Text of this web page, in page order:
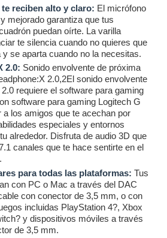
reciben alto y claro: El micrófono
mejorado garantiza que tus
puedan oírte. La varilla
te silencia cuando no quieres que
y se aparta cuando no la necesitas.
2.0: Sonido envolvente de próxima
2.0,2El sonido envolvente
requiere el software para gaming
software para gaming Logitech G
a los amigos que te acechan por
especiales y entornos
alrededor. Disfruta de audio 3D que
canales que te hace sentirte en el
para todas las plataformas: Tus
con PC o Mac a través del DAC
con conector de 3,5 mm, o con
incluidas PlayStation 4?, Xbox
y dispositivos móviles a través
de 3,5 mm.